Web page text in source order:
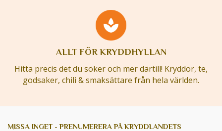
ALLT FÖR KRYDDHYLLAN
Hitta precis det du söker och mer därtill! Kryddor, te,
godsaker, chili & smaksättare från hela världen.
MISSA INGET - PRENUMERERA PÅ KRYDDLANDETS